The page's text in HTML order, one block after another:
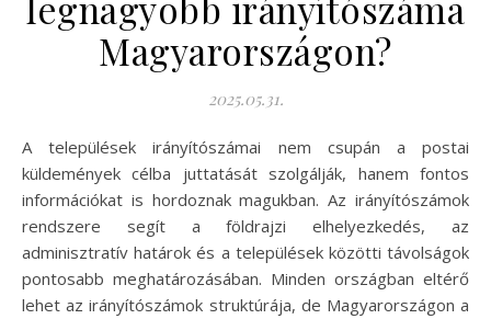
Magyarországon?
2025.05.31.
A települések irányítószámai nem csupán a postai
küldemények célba juttatását szolgálják, hanem fontos
információkat is hordoznak magukban. Az irányítószámok
rendszere segít a földrajzi elhelyezkedés, az
adminisztratív határok és a települések közötti távolságok
pontosabb meghatározásában. Minden országban eltérő
lehet az irányítószámok struktúrája, de Magyarországon a